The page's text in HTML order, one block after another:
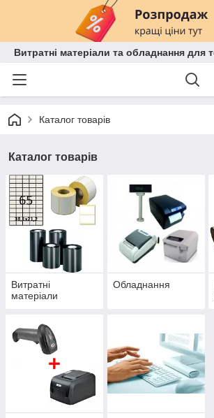
Витратні матеріали та обладнання для
Каталог товарів
Каталог товарів
Витратні
матеріали
Обладнання